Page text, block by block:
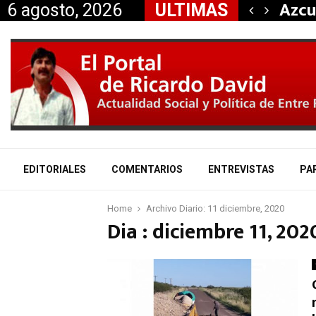
6 agosto, 2026 ULTIMAS
el edificio de…
EDITORIALES COMENTARIOS ENTREVISTAS
Home Archivo Diario: 11 diciembre, 2020
Dia : diciembre 11,